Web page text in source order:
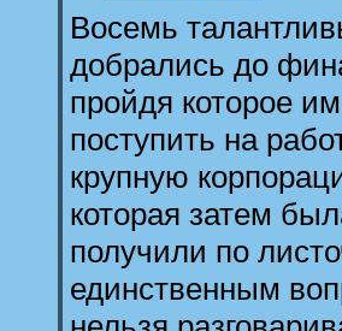
Восемь
добрались до
пройдя которое
поступить на
крупную
которая затем
получили по
единственным